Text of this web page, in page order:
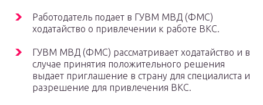
Работодатель подает в ГУВМ МВД (ФМС)
ходатайство о привлечении к работе ВКС.
ГУВМ МВД (ФМС) рассматривает ходатайство и в
случае принятия положительного решения
выдает приглашение в страну для специалиста и
разрешение для привлечения ВКС.